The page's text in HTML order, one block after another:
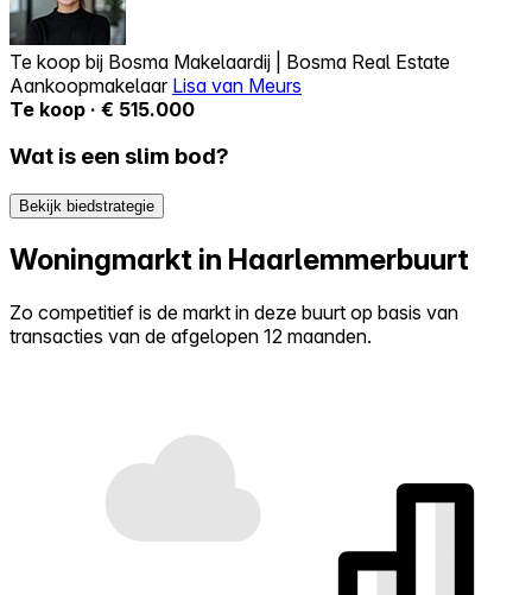
Te koop bij Bosma Makelaardij | Bosma Real Estate
Aankoopmakelaar Lisa van Meurs
Te koop · € 515.000
Wat is een slim bod?
Bekijk biedstrategie
Woningmarkt in Haarlemmerbuurt
Zo competitief is de markt in deze buurt op basis van
transacties van de afgelopen 12 maanden.